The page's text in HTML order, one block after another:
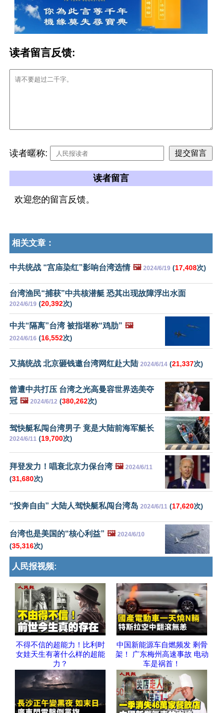
读者留言反馈:
读者暱称:
读者留言
欢迎您的留言反馈。
相关文章：
中共统战 “宫庙染红”影响台湾选情 🖼️ 2024/6/19 (17,408次)
台湾渔民“捕获”中共核潜艇 恐其出现故障浮出水面
2024/6/19 (20,392次)
中共“隔离”台湾 被指堪称“鸡肋” 🖼️
2024/6/16 (16,552次)
又搞统战 北京砸钱邀台湾网红赴大陆 2024/6/14 (21,337次)
曾遭中共打压 台湾之光高曼容世界选美夺
冠 🖼️ 2024/6/12 (380,262次)
驾快艇私闯台湾男子 竟是大陆前海军艇长
2024/6/11 (19,700次)
拜登发力！唱衰北京力保台湾 🖼️ 2024/6/11
(31,680次)
“投奔自由” 大陆人驾快艇私闯台湾岛 2024/6/11 (17,620次)
台湾也是美国的“核心利益” 🖼️ 2024/6/10
(35,316次)
人民报视频:
不得不信的超能力！比利时
女娃天生有著什么样的超能
力？
中国新能源车自燃频发 剩骨
架！ 广东梅州高速事故 电动
车是祸首！